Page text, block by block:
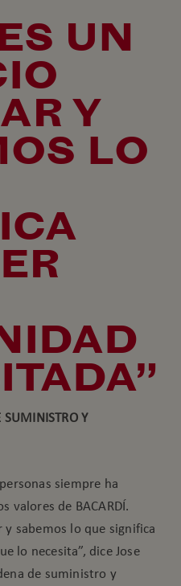
UN
Y
LO
SUMINISTRO Y
siempre ha
valores de BACARDÍ.
y sabemos lo que significa
lo necesita”, dice Jose
de suministro y